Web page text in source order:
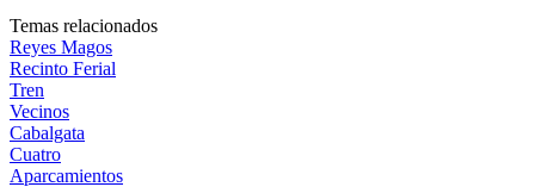
Temas relacionados
Reyes Magos
Recinto Ferial
Tren
Vecinos
Cabalgata
Cuatro
Aparcamientos